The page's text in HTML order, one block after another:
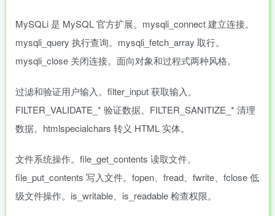
MySQLi 是 MySQL 官方扩展。mysqli_connect 建立连接。
mysqli_query 执行查询。mysqli_fetch_array 取行。
mysqli_close 关闭连接。面向对象和过程式两种风格。
过滤和验证用户输入。filter_input 获取输入。
FILTER_VALIDATE_* 验证数据。FILTER_SANITIZE_* 清理
数据。htmlspecialchars 转义 HTML 实体。
文件系统操作。file_get_contents 读取文件。
file_put_contents 写入文件。fopen、fread、fwrite、fclose 低
级文件操作。is_writable、is_readable 检查权限。